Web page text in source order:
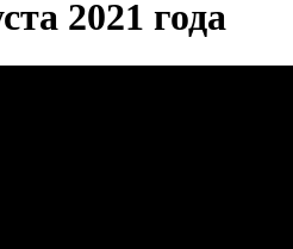
2021 года